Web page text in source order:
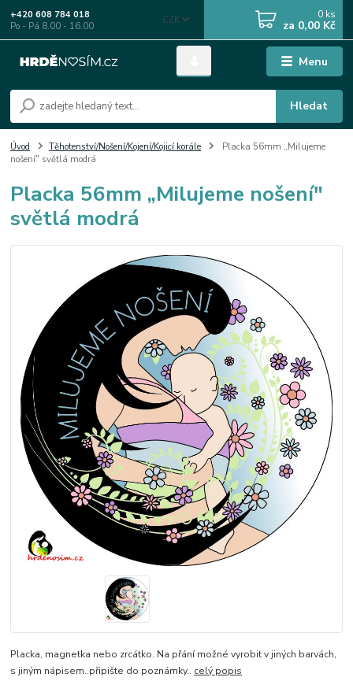
Menu
CZK
Hledat
+420 608 784 018
Po - Pá 8.00 - 16.00
0 ks
za 0,00 Kč
Úvod Těhotenství/Nošení/Kojení/Kojicí korále
Placka 56mm „Milujeme
nošení" světlá modrá
Placka 56mm „Milujeme nošení"
světlá modrá
Placka, magnetka nebo zrcátko. Na přání možné vyrobit v jiných barvách,
s jiným nápisem..připište do poznámky.. celý popis